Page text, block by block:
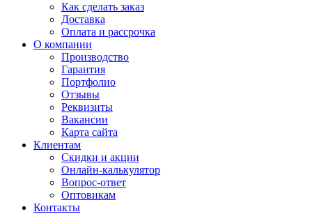
Как сделать заказ
Доставка
Оплата и рассрочка
О компании
Производство
Гарантия
Портфолио
Отзывы
Реквизиты
Вакансии
Карта сайта
Клиентам
Скидки и акции
Онлайн-калькулятор
Вопрос-ответ
Оптовикам
Контакты